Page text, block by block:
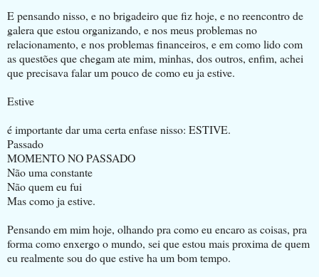
E pensando nisso, e no brigadeiro que fiz hoje, e no reencontro de
galera que estou organizando, e nos meus problemas no
relacionamento, e nos problemas financeiros, e em como lido com
as questões que chegam ate mim, minhas, dos outros, enfim, achei
que precisava falar um pouco de como eu ja estive.
Estive
é importante dar uma certa enfase nisso: ESTIVE.
Passado
MOMENTO NO PASSADO
Não uma constante
Não quem eu fui
Mas como ja estive.
Pensando em mim hoje, olhando pra como eu encaro as coisas, pra
forma como enxergo o mundo, sei que estou mais proxima de quem
eu realmente sou do que estive ha um bom tempo.